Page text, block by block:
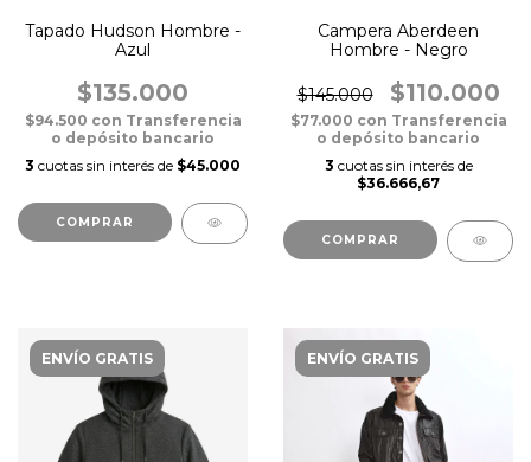
Tapado Hudson Hombre -
Azul
$135.000
$94.500 con Transferencia
o depósito bancario
3 cuotas sin interés de $45.000
COMPRAR
Campera Aberdeen
Hombre - Negro
$145.000 $110.000
$77.000 con Transferencia
o depósito bancario
3 cuotas sin interés de
$36.666,67
COMPRAR
ENVÍO GRATIS ENVÍO GRATIS